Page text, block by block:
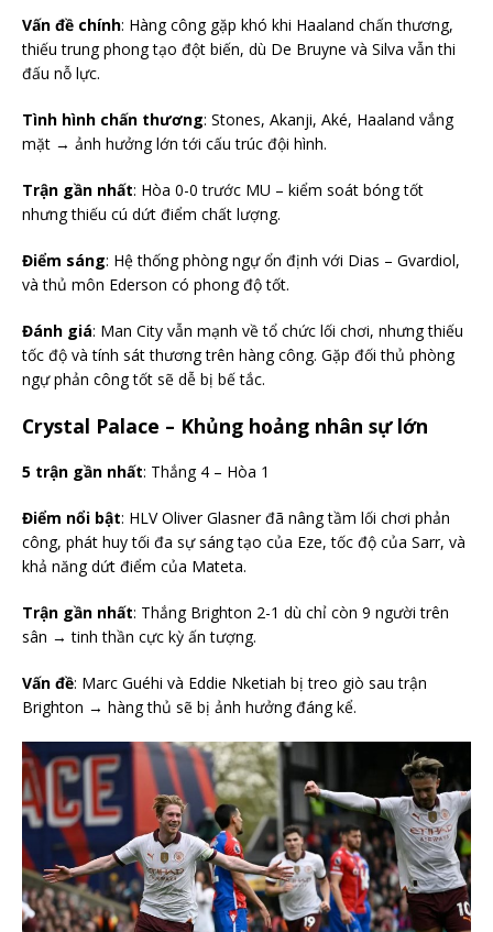
Vấn đề chính: Hàng công gặp khó khi Haaland chấn thương,
thiếu trung phong tạo đột biến, dù De Bruyne và Silva vẫn thi
đấu nỗ lực.
Tình hình chấn thương: Stones, Akanji, Aké, Haaland vắng
mặt → ảnh hưởng lớn tới cấu trúc đội hình.
Trận gần nhất: Hòa 0-0 trước MU – kiểm soát bóng tốt
nhưng thiếu cú dứt điểm chất lượng.
Điểm sáng: Hệ thống phòng ngự ổn định với Dias – Gvardiol,
và thủ môn Ederson có phong độ tốt.
Đánh giá: Man City vẫn mạnh về tổ chức lối chơi, nhưng thiếu
tốc độ và tính sát thương trên hàng công. Gặp đối thủ phòng
ngự phản công tốt sẽ dễ bị bế tắc.
Crystal Palace – Khủng hoảng nhân sự lớn
5 trận gần nhất: Thắng 4 – Hòa 1
Điểm nổi bật: HLV Oliver Glasner đã nâng tầm lối chơi phản
công, phát huy tối đa sự sáng tạo của Eze, tốc độ của Sarr, và
khả năng dứt điểm của Mateta.
Trận gần nhất: Thắng Brighton 2-1 dù chỉ còn 9 người trên
sân → tinh thần cực kỳ ấn tượng.
Vấn đề: Marc Guéhi và Eddie Nketiah bị treo giò sau trận
Brighton → hàng thủ sẽ bị ảnh hưởng đáng kể.